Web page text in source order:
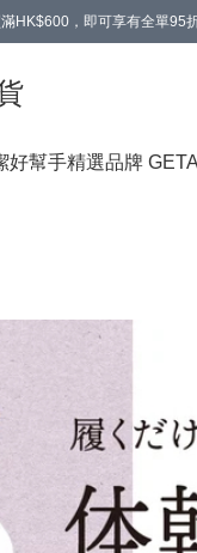
HK$600，即可享有全單95
好幫手精選品牌